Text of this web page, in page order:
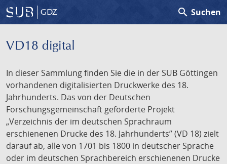
GDZ search Suchen
VD18 digital
In dieser Sammlung finden Sie die in der SUB Göttingen
vorhandenen digitalisierten Druckwerke des 18.
Jahrhunderts. Das von der Deutschen
Forschungsgemeinschaft geförderte Projekt
„Verzeichnis der im deutschen Sprachraum
erschienenen Drucke des 18. Jahrhunderts” (VD 18) zielt
darauf ab, alle von 1701 bis 1800 in deutscher Sprache
oder im deutschen Sprachbereich erschienenen Drucke